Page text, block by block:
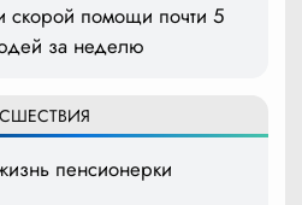
скорой помощи почти 5
за неделю
пенсионерки